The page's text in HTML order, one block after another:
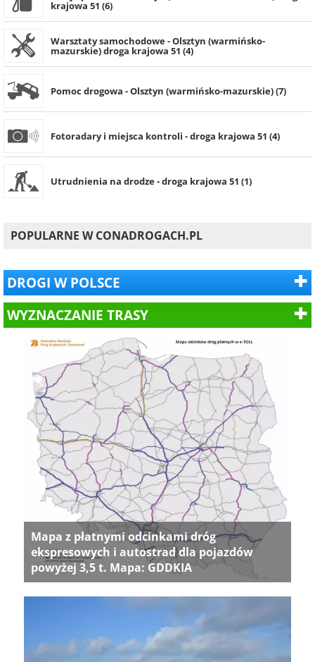
krajowa 51 (6)
Warsztaty samochodowe - Olsztyn (warmińsko-
mazurskie) droga krajowa 51 (4)
Pomoc drogowa - Olsztyn (warmińsko-mazurskie) (7)
Fotoradary i miejsca kontroli - droga krajowa 51 (4)
Utrudnienia na drodze - droga krajowa 51 (1)
POPULARNE W CONADROGACH.PL
DROGI W POLSCE
WYZNACZANIE TRASY
Mapa z płatnymi odcinkami dróg
ekspresowych i autostrad dla pojazdów
powyżej 3,5 t. Mapa: GDDKIA